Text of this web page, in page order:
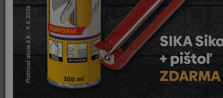
ktoré sú upevnené na kovovej konštrukcii. Táto konštrukcia
poskytuje potrebnú pevnosť a stabilitu, zatiaľ čo
sadrokartónové kazety dodávajú stropu elegantný a jednotný
vzhľad. Kombinácia týchto materiálov umožňuje vytvárať
rôzne vzory a dizajny, čím prispôsobíte strop konkrétnym
potrebám a štýlu interiéru.
Čítať viac